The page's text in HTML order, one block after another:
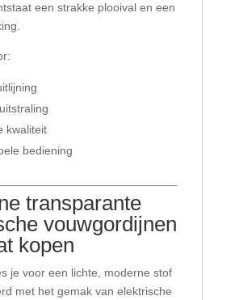
een strakke plooival en een
kwaliteit
bediening
transparante
vouwgordijnen
kopen
je voor een lichte, moderne stof
met het gemak van elektrische